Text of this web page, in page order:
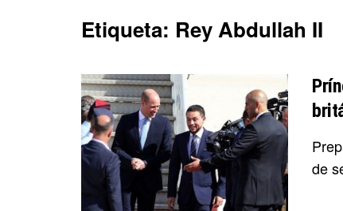
Etiqueta: Rey Abdullah II
de